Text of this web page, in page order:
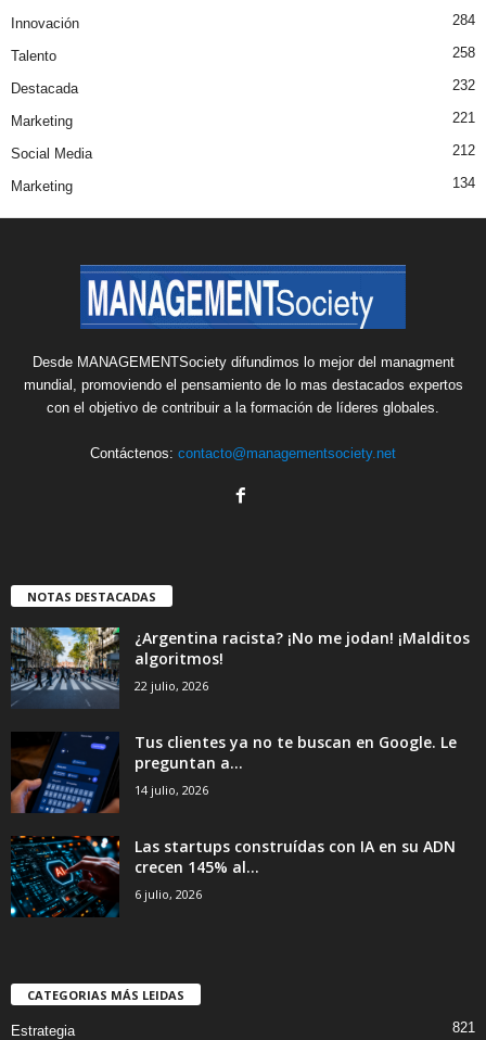
Innovación 284
Talento 258
Destacada 232
Marketing 221
Social Media 212
Marketing 134
Desde MANAGEMENTSociety difundimos lo mejor del managment
mundial, promoviendo el pensamiento de lo mas destacados expertos
con el objetivo de contribuir a la formación de líderes globales.
Contáctenos: contacto@managementsociety.net
NOTAS DESTACADAS
¿Argentina racista? ¡No me jodan! ¡Malditos
algoritmos!
22 julio, 2026
Tus clientes ya no te buscan en Google. Le
preguntan a...
14 julio, 2026
Las startups construídas con IA en su ADN
crecen 145% al...
6 julio, 2026
CATEGORIAS MÁS LEIDAS
Estrategia 821